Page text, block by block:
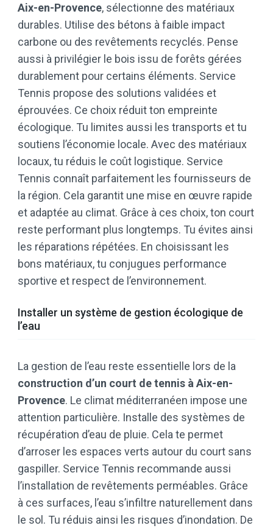
Aix-en-Provence, sélectionne des matériaux
durables. Utilise des bétons à faible impact
carbone ou des revêtements recyclés. Pense
aussi à privilégier le bois issu de forêts gérées
durablement pour certains éléments. Service
Tennis propose des solutions validées et
éprouvées. Ce choix réduit ton empreinte
écologique. Tu limites aussi les transports et tu
soutiens l’économie locale. Avec des matériaux
locaux, tu réduis le coût logistique. Service
Tennis connaît parfaitement les fournisseurs de
la région. Cela garantit une mise en œuvre rapide
et adaptée au climat. Grâce à ces choix, ton court
reste performant plus longtemps. Tu évites ainsi
les réparations répétées. En choisissant les
bons matériaux, tu conjugues performance
sportive et respect de l’environnement.
Installer un système de gestion écologique de
l’eau
La gestion de l’eau reste essentielle lors de la
construction d’un court de tennis à Aix-en-
Provence. Le climat méditerranéen impose une
attention particulière. Installe des systèmes de
récupération d’eau de pluie. Cela te permet
d’arroser les espaces verts autour du court sans
gaspiller. Service Tennis recommande aussi
l’installation de revêtements perméables. Grâce
à ces surfaces, l’eau s’infiltre naturellement dans
le sol. Tu réduis ainsi les risques d’inondation. De